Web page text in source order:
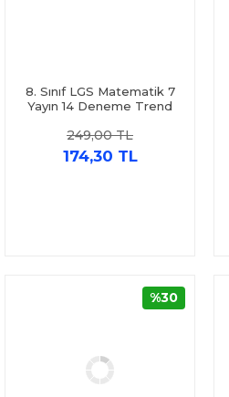
8. Sınıf LGS Matematik 7
Yayın 14 Deneme Trend
249,00 TL
174,30 TL
%30